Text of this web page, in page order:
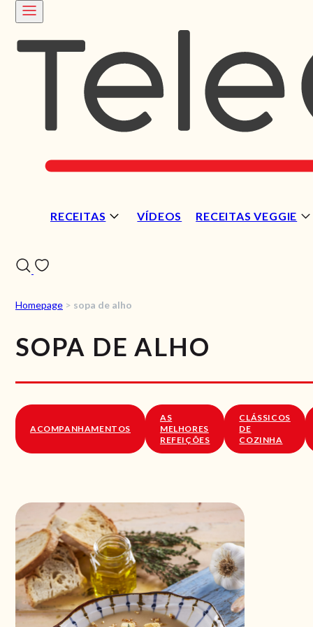
RECEITAS VÍDEOS RECEITAS VEGGIE
Homepage > sopa de alho
SOPA DE ALHO
ACOMPANHAMENTOS
AS
MELHORES
REFEIÇÕES
CLÁSSICOS
DE
COZINHA